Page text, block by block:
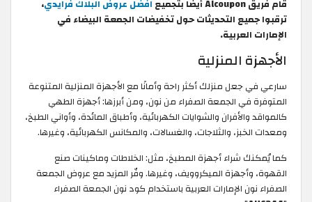
افضل عروض البلاك فرايدي،
التحديثات حول تخفيضات الجمعة البيضاء في
المنزلية
منزلك أكثر راحة وأمانًا مع الأجهزة المنزلية المتنوعة
الجمعة الصفراء من نون، ومن أبرزها: أجهزة الطهي
والشوايات الكهربائية، وأطباق المائدة، وأواني الطبخ،
والثلاجات، والغسالات، والمكانس الكهربائية، وغيرها.
شراء أجهزة المطبخ، مثل: الخلاطات وماكينات صنع
الميكروويف، وغيرها. وفّر المزيد مع عروض الجمعة
الإمارات العربية باستخدام كود نون الجمعة الصفراء